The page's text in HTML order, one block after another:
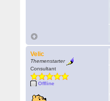
Velic
Themenstarter
Consultant
Offline